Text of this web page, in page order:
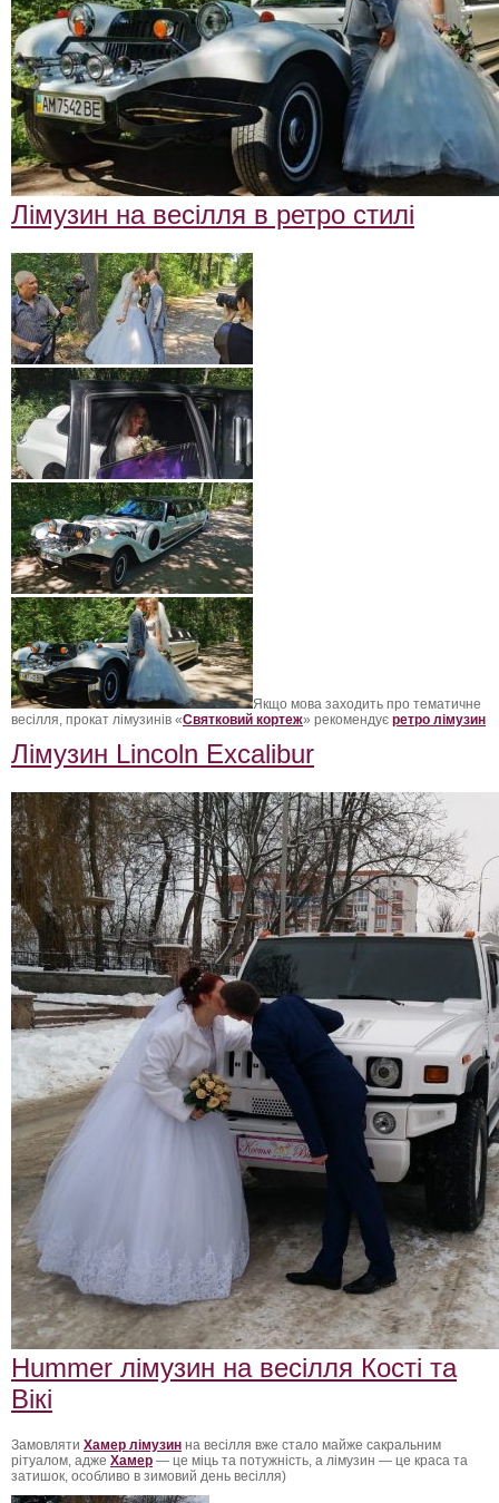
Лімузин на весілля в ретро стилі
Якщо мова заходить про тематичне
весілля, прокат лімузинів «Святковий кортеж» рекомендує ретро лімузин
Лімузин Lincoln Excalibur
Hummer лімузин на весілля Кості та
Вікі
Замовляти Хамер лімузин на весілля вже стало майже сакральним
рітуалом, адже Хамер — це міць та потужність, а лімузин — це краса та
затишок, особливо в зимовий день весілля)